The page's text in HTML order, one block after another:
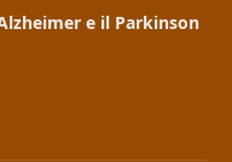
e il Parkinson